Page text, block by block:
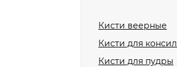
Кисти веерные
Кисти для
Кисти для пудры